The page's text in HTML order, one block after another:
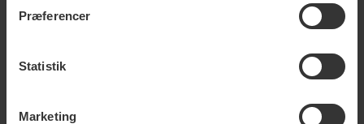
Præferencer
Statistik
Marketing
har Homeconnect, hvor du kan koble espressomaskinen op
kandefunktion og aktiv kopvarmer – dog afspejles dette også i
prisen, da du kan købe den en lidt anden pris end de to øvrige